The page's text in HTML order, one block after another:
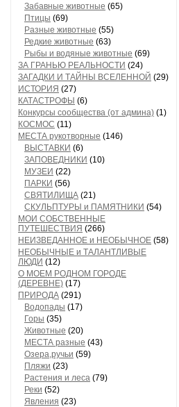
Забавные животные (65)
Птицы (69)
Разные животные (55)
Редкие животные (63)
Рыбы и водяные животные (69)
ЗА ГРАНЬЮ РЕАЛЬНОСТИ (24)
ЗАГАДКИ И ТАЙНЫ ВСЕЛЕННОЙ (29)
ИСТОРИЯ (27)
КАТАСТРОФЫ (6)
Конкурсы сообщества (от админа) (1)
КОСМОС (11)
МЕСТА рукотворные (146)
ВЫСТАВКИ (6)
ЗАПОВЕДНИКИ (10)
МУЗЕИ (22)
ПАРКИ (56)
СВЯТИЛИЩА (21)
СКУЛЬПТУРЫ и ПАМЯТНИКИ (54)
МОИ СОБСТВЕННЫЕ
ПУТЕШЕСТВИЯ (266)
НЕИЗВЕДАННОЕ и НЕОБЫЧНОЕ (58)
НЕОБЫЧНЫЕ и ТАЛАНТЛИВЫЕ
ЛЮДИ (12)
О МОЕМ РОДНОМ ГОРОДЕ
(ДЕРЕВНЕ) (17)
ПРИРОДА (291)
Водопады (17)
Горы (35)
Животные (20)
МЕСТА разные (43)
Озера,ручьи (59)
Пляжи (23)
Растения и леса (79)
Реки (52)
Явления (23)